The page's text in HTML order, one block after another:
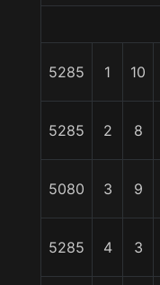
5285 1 10
5285 2 8
5080 3 9
5285 4 3